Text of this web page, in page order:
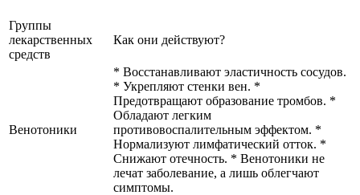
Группы
лекарственных
средств
Как они действуют?
Венотоники
* Восстанавливают эластичность сосудов.
* Укрепляют стенки вен. *
Предотвращают образование тромбов. *
Обладают легким
противовоспалительным эффектом. *
Нормализуют лимфатический отток. *
Снижают отечность. * Венотоники не
лечат заболевание, а лишь облегчают
симптомы.